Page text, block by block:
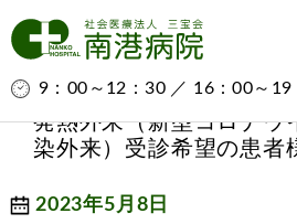
9：00～12：30 ／ 16：00～19
発熱外来（新型コロナウ
染外来）受診希望の患者
2023年5月8日